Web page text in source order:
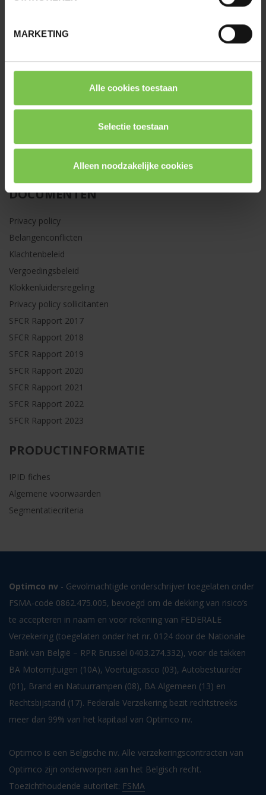
MARKETING
Alle cookies toestaan
Selectie toestaan
Alleen noodzakelijke cookies
MOBILITEIT
MAKELAARS
JOBS
DOCUMENTEN
Privacy policy
Belangenconflicten
Klachtenbeleid
Vergoedingsbeleid
Klokkenluidersregeling
Privacy policy sollicitanten
SFCR Rapport 2017
SFCR Rapport 2018
SFCR Rapport 2019
SFCR Rapport 2020
SFCR Rapport 2021
SFCR Rapport 2022
SFCR Rapport 2023
PRODUCTINFORMATIE
IPID fiches
Algemene voorwaarden
Segmentatiecriteria
Optimco nv - Gevolmachtigde onderschrijver toegelaten onder
FSMA-code 0862.475.005, bevoegd om de dekking van risico’s
te accepteren in naam en voor rekening van FEDERALE
Verzekering (toegelaten onder het nr. 0124 door de Nationale
Bank van België – RPR Brussel 0403.274.332), voor de takken
BA Motorrijtuigen (10A), Voertuigcasco (03), Autobestuurder
(01), Brand en Natuurrampen (08), BA Algemeen (13) en
Rechtsbijstand (17). Federale Verzekering bezit rechtstreeks
meer dan 99% van het kapitaal van Optimco nv.
Optimco is een Belgische nv. Alle verzekeringscontracten van
Optimco zijn onderworpen aan het Belgisch recht.
Toezichthoudende autoriteit: FSMA